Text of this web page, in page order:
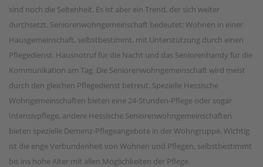
sind noch die Seltenheit. Es ist aber ein Trend, der sich weiter
durchsetzt. Seniorenwohngemeinschaft bedeutet: Wohnen in einer
Hausgemeinschaft, selbstbestimmt, mit Unterstützung durch einen
Pflegedienst. Hausnotruf für die Nacht und das Seniorenhandy für die
Kommunikation am Tag. Die Seniorenwohngemeinschaft wird meist
durch den gleichen Pflegedienst betreut. Spezielle Hessische
Wohngemeinschaften bieten eine 24-Stunden-Pflege oder sogar
Intensivpflege, andere Hessische Seniorenwohngemeinschaften
bieten spezielle Demenz-Pflegeangebote in der Wohngruppe. Wichtig
ist die enge Verbundenheit von Wohnen und Pflegen, selbstbestimmt
bis ins hohe Alter mit allen Möglichkeiten der Pflege.